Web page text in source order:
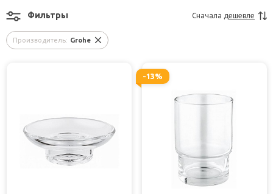
Производитель: Grohe
Фильтры Сначала дешевле
-13%